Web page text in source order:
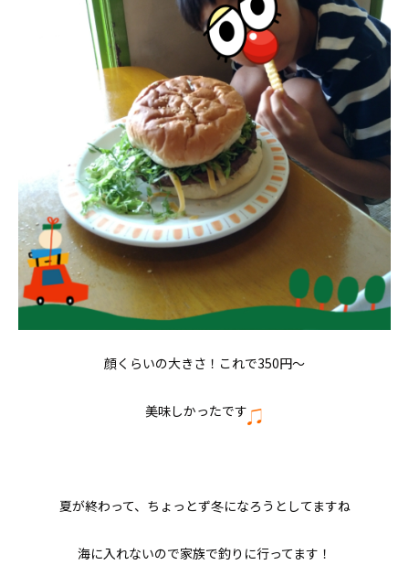
顔くらいの大きさ！これで350円〜
美味しかったです
夏が終わって、ちょっとず冬になろうとしてますね
海に入れないので家族で釣りに行ってます！